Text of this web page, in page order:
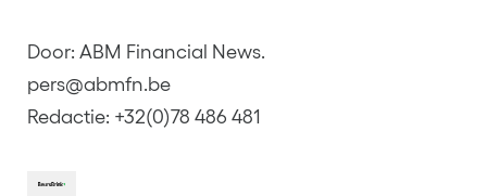
Door: ABM Financial News.
pers@abmfn.be
Redactie: +32(0)78 486 481